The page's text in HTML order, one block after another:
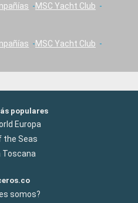
MSC Yacht Club
MSC Yacht Club
populares
Europa
the Seas
Toscana
somos?